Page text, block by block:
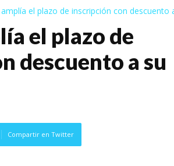
amplía el plazo de inscripción con descuento
el plazo de
descuento a su
Compartir en Twitter